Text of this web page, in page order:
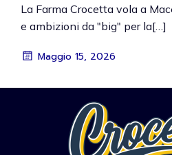
​La Farma Crocetta vola a
e ambizioni da "big" per la[…]
Maggio 15, 2026